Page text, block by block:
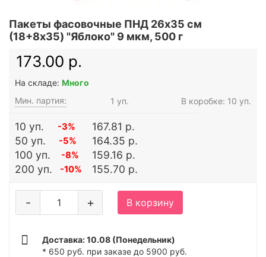
Пакеты фасовочные ПНД 26х35 см
(18+8x35) "Яблоко" 9 мкм, 500 г
173.00 р.
На складе: Много
Мин. партия:
1 уп. В коробке: 10 уп.
10 уп. -3%
167.81 р.
50 уп.
-5%
164.35 р.
100 уп.
-8%
159.16 р.
200 уп.
-10% 155.70 р.
+
- В корзину
Доставка: 10.08 (Понедельник)
* 650 руб. при заказе до 5900 руб.